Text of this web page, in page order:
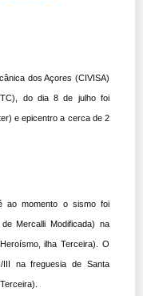
dos Açores (CIVISA)
do dia 8 de julho foi
e epicentro a cerca de 2
ao momento o sismo foi
Mercalli Modificada) na
ilha Terceira). O
III na freguesia de Santa